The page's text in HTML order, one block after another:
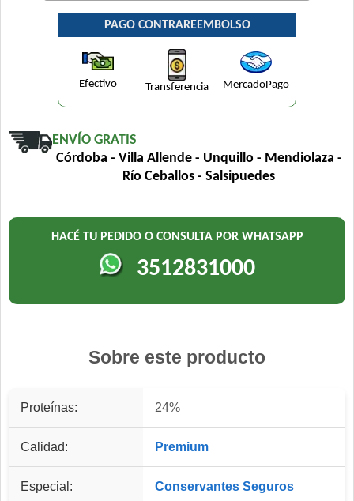
PAGO CONTRAREEMBOLSO
Efectivo Transferencia MercadoPago
ENVÍO GRATIS
Córdoba - Villa Allende - Unquillo - Mendiolaza -
Río Ceballos - Salsipuedes
HACÉ TU PEDIDO O CONSULTA POR WHATSAPP
3512831000
Sobre este producto
Proteínas: 24%
Calidad: Premium
Especial: Conservantes Seguros